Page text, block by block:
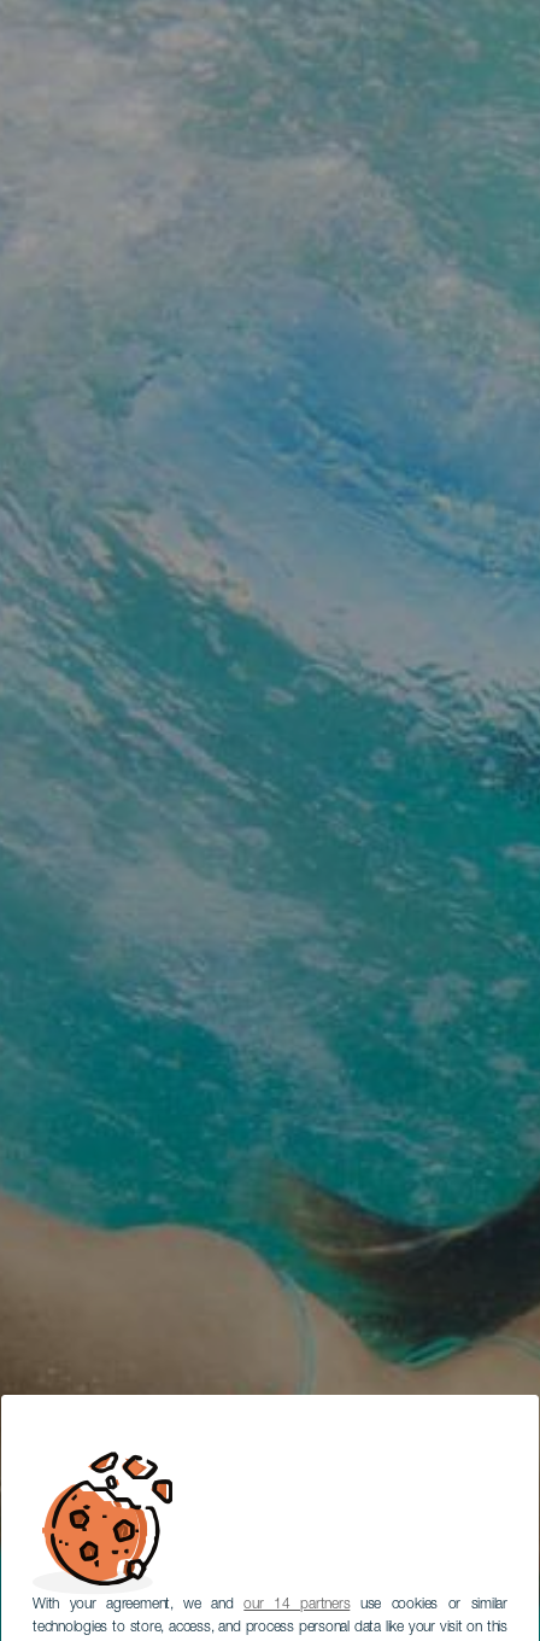
With your agreement, we andour 14 partnersuse cookies or similar
technologies to store, access, and process personal data like your visit on this